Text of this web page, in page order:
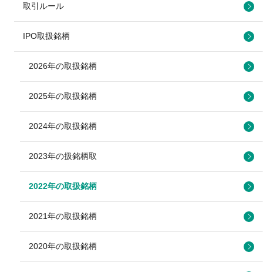
取引ルール
IPO取扱銘柄
2026年の取扱銘柄
2025年の取扱銘柄
2024年の取扱銘柄
2023年の扱銘柄取
2022年の取扱銘柄
2021年の取扱銘柄
2020年の取扱銘柄